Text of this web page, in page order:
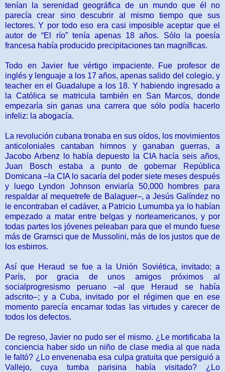
tenían la serenidad geográfica de un mundo que él no
parecía crear sino descubrir al mismo tiempo que sus
lectores. Y por todo eso era casi imposible ­aceptar que el
autor de “El río” tenía apenas 18 años. Sólo la poesía
francesa había producido precipitaciones tan magníficas.
Todo en Javier fue vértigo impaciente. Fue profesor de
inglés y lenguaje a los 17 ­años, apenas salido del colegio, y
teacher en el Guadalupe a los 18. Y habiendo ingresado a
la Católica se matricula también en San Marcos, donde
empezaría sin ganas ­una carrera que sólo podía hacerlo
infeliz: la abogacía.
La revolución cubana tronaba en sus oídos, los movimientos
anticoloniales cantaban himnos y ganaban guerras, a
Jacobo Arbenz lo había depuesto la CIA hacía seis ­años,
Juan Bosch estaba a punto de gobernar República
Domicana –la CIA lo sacaría del poder siete meses después
y luego Lyndon Johnson enviaría 50,000 hombres para
respaldar al mequetrefe de Balaguer–, a Jesús Galíndez no
le encontraban el cadáver, a Patricio Lumumba ya lo habían
empezado a matar entre belgas y norteamericanos, y por
todas partes los jóvenes peleaban para que el mundo fuese
más de Gramsci que de Mussolini, más de los justos que de
los esbirros.
Así que Heraud se fue a la Unión Soviética, invitado; a
París, por gracia de unos amigos próximos al
socialprogresismo peruano –al que Heraud se había
adscrito–; y a Cuba, invitado por el régimen que en ese
momento parecía encarnar todas las virtudes y carecer de
todos los defectos.
De regreso, Javier no pudo ser el mismo. ¿Le mortificaba la
conciencia haber sido un niño de clase media al que nada
le faltó? ¿Lo envenenaba esa culpa gratuita que persiguió a
Vallejo, cuya tumba parisina había visitado? ¿Lo